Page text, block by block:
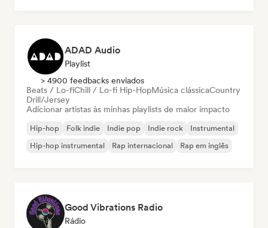
ADAD Audio
Playlist
> 4900 feedbacks enviados
Beats / Lo-fiChill / Lo-fi Hip-HopMúsica clássicaCountry
Drill/Jersey
Adicionar artistas às minhas playlists de maior impacto
Hip-hop Folk indie Indie pop Indie rock
Instrumental
Hip-hop instrumental
Rap internacional Rap em inglês
Good Vibrations Radio
Rádio